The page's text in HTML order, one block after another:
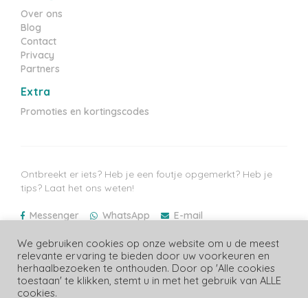
Over ons
Blog
Contact
Privacy
Partners
Extra
Promoties en kortingscodes
Ontbreekt er iets? Heb je een foutje opgemerkt? Heb je
tips? Laat het ons weten!
Messenger WhatsApp E-mail
Laatste prijzen update: 07/08/2026
We gebruiken cookies op onze website om u de meest
relevante ervaring te bieden door uw voorkeuren en
herhaalbezoeken te onthouden. Door op 'Alle cookies
toestaan' te klikken, stemt u in met het gebruik van ALLE
cookies.